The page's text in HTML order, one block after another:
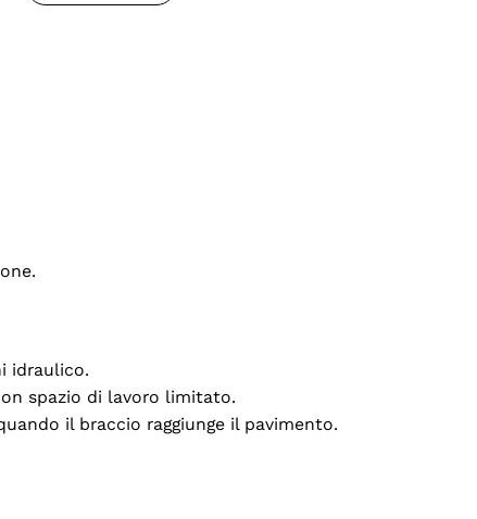
idraulico.
spazio di lavoro limitato.
il braccio raggiunge il pavimento.